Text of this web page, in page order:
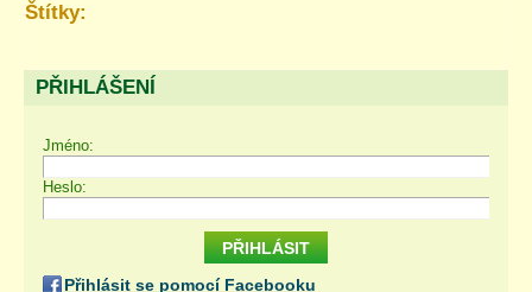
Štítky:
PŘIHLÁŠENÍ
Jméno:
Heslo:
Přihlásit se pomocí Facebooku